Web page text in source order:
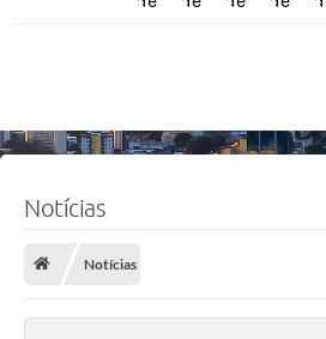
Notícias
Notícias